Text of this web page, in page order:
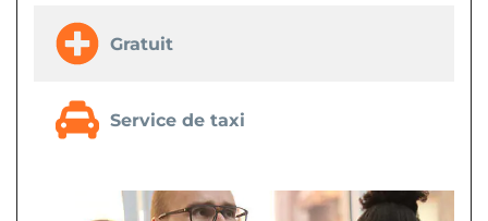
Gratuit
Service de taxi